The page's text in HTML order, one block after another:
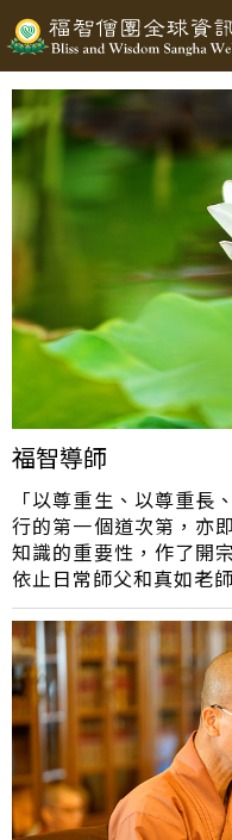
福智導師
「以尊重生、以尊重長
行的第一個道次第，亦
知識的重要性，作了開
依止日常師父和真如老